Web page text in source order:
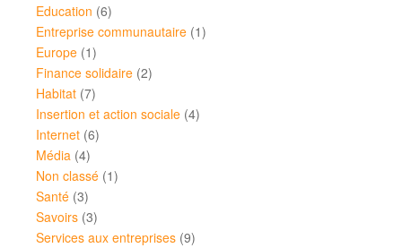
Education (6)
Entreprise communautaire (1)
Europe (1)
Finance solidaire (2)
Habitat (7)
Insertion et action sociale (4)
Internet (6)
Média (4)
Non classé (1)
Santé (3)
Savoirs (3)
Services aux entreprises (9)